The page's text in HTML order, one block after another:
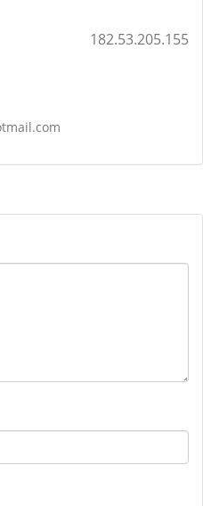
182.53.205.155